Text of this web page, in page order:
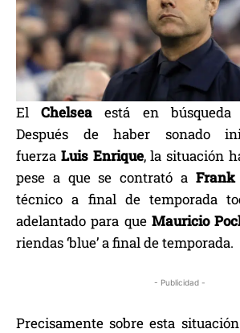
ElChelsea está en búsqueda
Después de haber sonado
fuerza Luis Enrique, la situación
pese a que se contrató a Frank
técnico a final de temporada
adelantado para queMauricio
riendas ‘blue’ a final de temporada.
- Publicidad -
Precisamente sobre esta